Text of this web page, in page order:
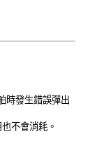
時發生錯誤彈出
不會消耗。